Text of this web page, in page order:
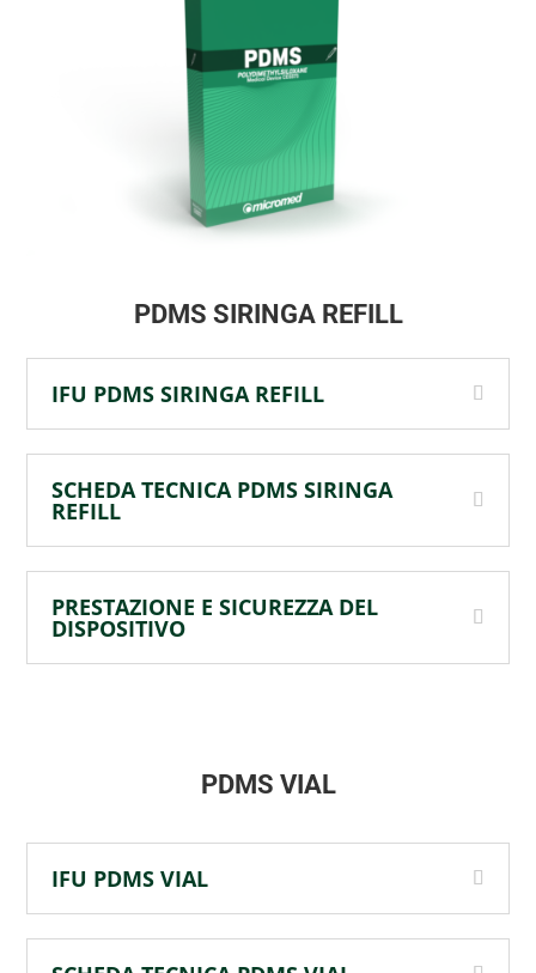
PDMS SIRINGA REFILL
IFU PDMS SIRINGA REFILL
SCHEDA TECNICA PDMS SIRINGA
REFILL
PRESTAZIONE E SICUREZZA DEL
DISPOSITIVO
PDMS VIAL
IFU PDMS VIAL